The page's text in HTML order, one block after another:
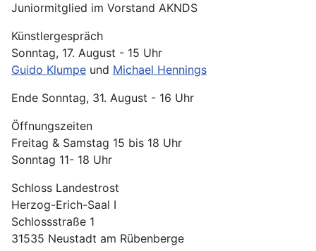
Juniormitglied im Vorstand AKNDS
Künstlergespräch
Sonntag, 17. August - 15 Uhr
Guido Klumpe und Michael Hennings
Ende Sonntag, 31. August - 16 Uhr
Öffnungszeiten
Freitag & Samstag 15 bis 18 Uhr
Sonntag 11- 18 Uhr
Schloss Landestrost
Herzog-Erich-Saal I
Schlossstraße 1
31535 Neustadt am Rübenberge